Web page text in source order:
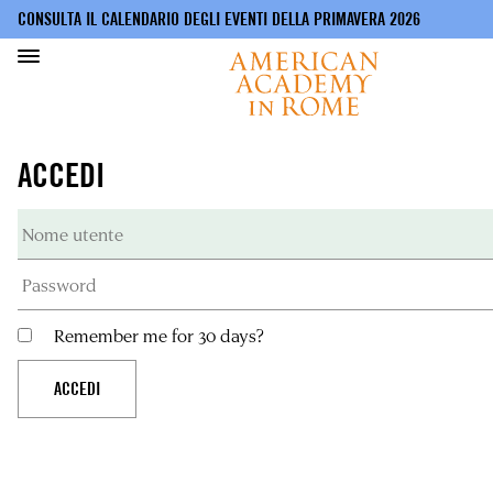
contenuto
principale
CONSULTA IL CALENDARIO DEGLI EVENTI DELLA PRIMAVERA 2026
ACCEDI
Remember me for 30 days?